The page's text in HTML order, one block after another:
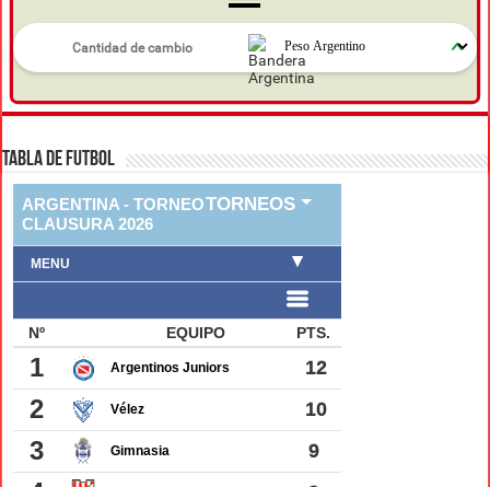
TABLA DE FUTBOL